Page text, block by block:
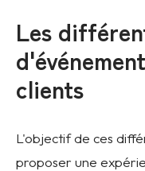
Les
clients
L'objectif de ces
proposer une